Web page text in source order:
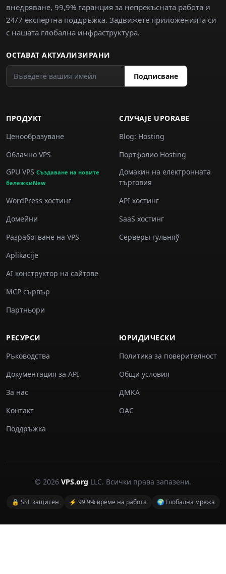
внедряване, 99,9% гаранция за непрекъсната работа и
24/7 експертна поддръжка. Задвижете приложенията си
с нашата глобална инфраструктура.
ОСТАВАТ АКТУАЛИЗИРАНИ
Подписване
ПРОДУКТ
Ценообразуване
Облачно VPS
GPU VPS Създаване на новите
бележкиNew
WordPress хостинг
Домейни
Разработване на VPS
Aplikacije
AI конструктор на сайтове
MCP сървър
Партньори
СЛУЧАJE UPORABE
Blog: Hosting
Портфолио Hosting
Домакин на електронната
търговия
API хостинг
SaaS хостинг
Серверы гульняў
РЕСУРСИ
Ръководства
Документация за API
За нас
Контакт
Поддръжка
ЮРИДИЧЕСКИ
Политика за поверителност
Общи условия
ДМКА
ОАС
© 2026 VPS.org LLC. Всички права запазени.
🔒 SSL защитен ⚡ 99,9% време на работа 🌍 Глобална мрежа